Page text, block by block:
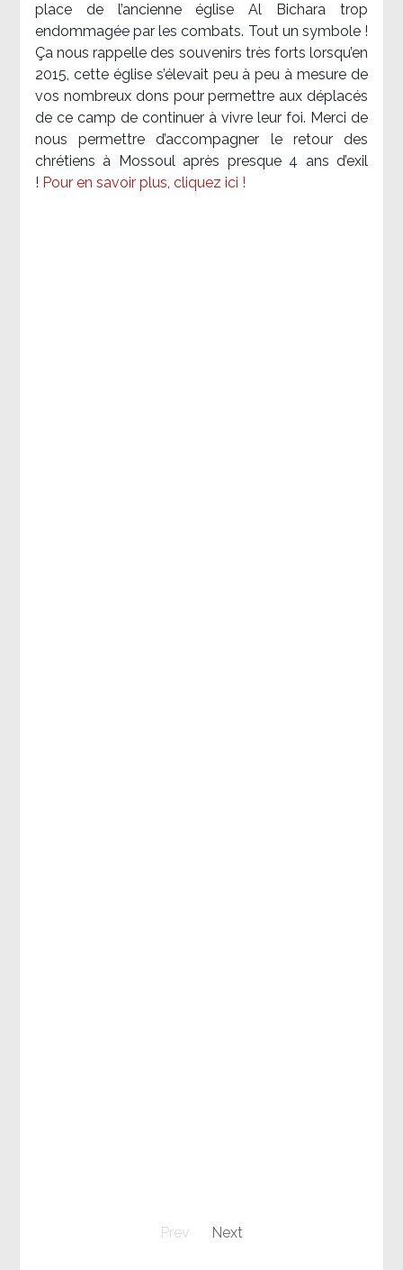
place de l’ancienne église Al Bichara trop
endommagée par les combats. Tout un symbole !
Ça nous rappelle des souvenirs très forts lorsqu’en
2015, cette église s’élevait peu à peu à mesure de
vos nombreux dons pour permettre aux déplacés
de ce camp de continuer à vivre leur foi. Merci de
nous permettre d’accompagner le retour des
chrétiens à Mossoul après presque 4 ans d’exil
! Pour en savoir plus, cliquez ici !
Prev Next